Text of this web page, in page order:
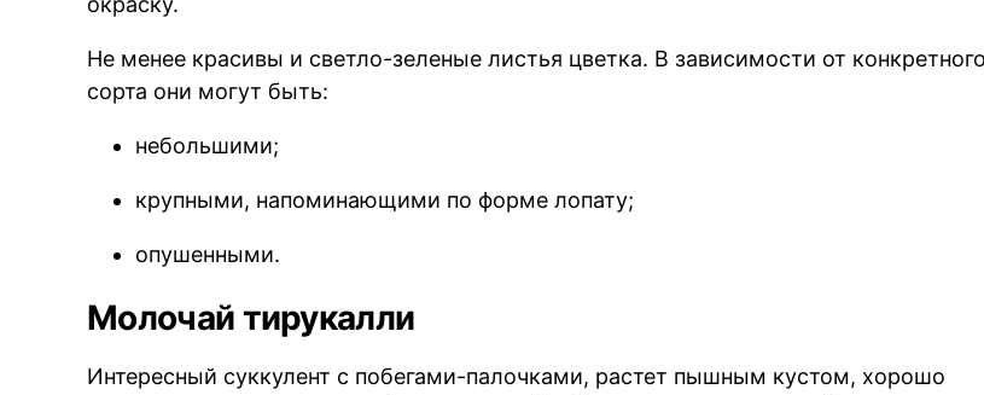
Не менее красивы и светло-зеленые листья цветка. В зависимости от конкретного
сорта они могут быть:
небольшими;
крупными, напоминающими по форме лопату;
опушенными.
Молочай тирукалли
Интересный суккулент с побегами-палочками, растет пышным кустом, хорошо